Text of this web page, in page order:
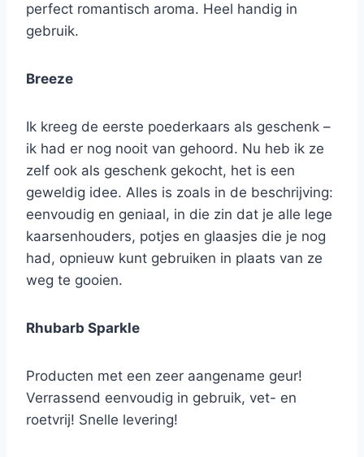
perfect romantisch aroma. Heel handig in
gebruik.
Breeze
Ik kreeg de eerste poederkaars als geschenk –
ik had er nog nooit van gehoord. Nu heb ik ze
zelf ook als geschenk gekocht, het is een
geweldig idee. Alles is zoals in de beschrijving:
eenvoudig en geniaal, in die zin dat je alle lege
kaarsenhouders, potjes en glaasjes die je nog
had, opnieuw kunt gebruiken in plaats van ze
weg te gooien.
Rhubarb Sparkle
Producten met een zeer aangename geur!
Verrassend eenvoudig in gebruik, vet- en
roetvrij! Snelle levering!